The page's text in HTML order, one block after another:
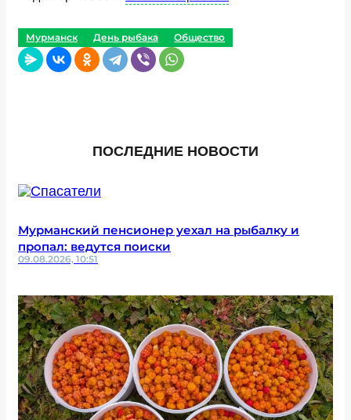
Мурманск День рыбака Общество
ПОСЛЕДНИЕ НОВОСТИ
Мурманский пенсионер уехал на рыбалку и
пропал: ведутся поиски
09.08.2026, 10:51